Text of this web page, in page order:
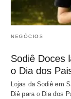
NEGÓCIOS
Sodiê Doces
o Dia dos
Lojas da Sodiê em
Diê para o Dia dos